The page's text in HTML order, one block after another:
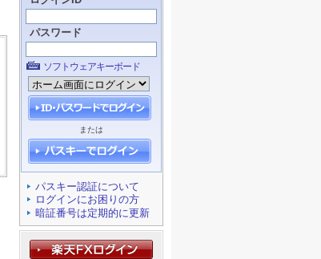
パスワード
ソフトウェアキーボード
または
パスキー認証について
ログインにお困りの方
暗証番号は定期的に更新